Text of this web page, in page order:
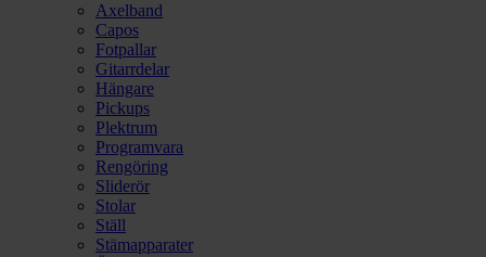
Axelband
Capos
Fotpallar
Gitarrdelar
Hängare
Pickups
Plektrum
Programvara
Rengöring
Sliderör
Stolar
Ställ
Stämapparater